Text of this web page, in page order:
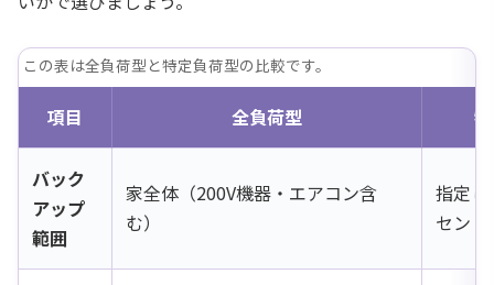
この表は全負荷型と特定負荷型の比較です。
項目 全負荷型
バック
アップ
範囲
家全体（200V機器・エアコン含
む）
指定し
セント